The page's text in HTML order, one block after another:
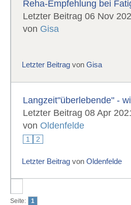
Reha-Empfehlung bei
Letzter Beitrag 06 Nov
von Gisa
Letzter Beitrag vonGisa
Langzeit"überlebende" -
Letzter Beitrag 08 Apr
von Oldenfelde
1 2
Letzter Beitrag vonOldenfelde
Seite: 1